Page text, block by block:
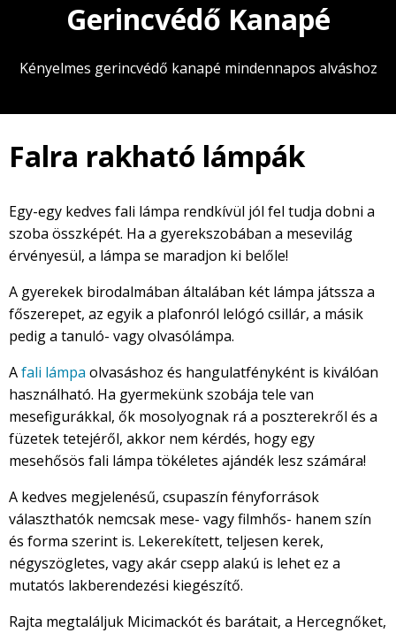
Gerincvédő Kanapé
Kényelmes gerincvédő kanapé mindennapos alváshoz
Falra rakható lámpák
Egy-egy kedves fali lámpa rendkívül jól fel tudja dobni a
szoba összképét. Ha a gyerekszobában a mesevilág
érvényesül, a lámpa se maradjon ki belőle!
A gyerekek birodalmában általában két lámpa játssza a
főszerepet, az egyik a plafonról lelógó csillár, a másik
pedig a tanuló- vagy olvasólámpa.
Afali lámpa olvasáshoz és hangulatfényként is kiválóan
használható. Ha gyermekünk szobája tele van
mesefigurákkal, ők mosolyognak rá a poszterekről és a
füzetek tetejéről, akkor nem kérdés, hogy egy
mesehősös fali lámpa tökéletes ajándék lesz számára!
A kedves megjelenésű, csupaszín fényforrások
választhatók nemcsak mese- vagy filmhős- hanem szín
és forma szerint is. Lekerekített, teljesen kerek,
négyszögletes, vagy akár csepp alakú is lehet ez a
mutatós lakberendezési kiegészítő.
Rajta megtaláljuk Micimackót és barátait, a Hercegnőket,